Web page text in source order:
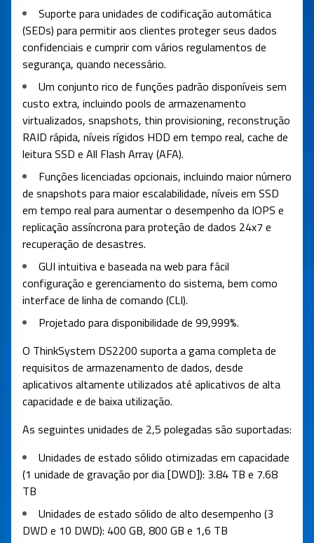
Suporte para unidades de codificação automática
(SEDs) para permitir aos clientes proteger seus dados
confidenciais e cumprir com vários regulamentos de
segurança, quando necessário.
Um conjunto rico de funções padrão disponíveis sem
custo extra, incluindo pools de armazenamento
virtualizados, snapshots, thin provisioning, reconstrução
RAID rápida, níveis rígidos HDD em tempo real, cache de
leitura SSD e All Flash Array (AFA).
Funções licenciadas opcionais, incluindo maior número
de snapshots para maior escalabilidade, níveis em SSD
em tempo real para aumentar o desempenho da IOPS e
replicação assíncrona para proteção de dados 24x7 e
recuperação de desastres.
GUI intuitiva e baseada na web para fácil
configuração e gerenciamento do sistema, bem como
interface de linha de comando (CLI).
Projetado para disponibilidade de 99,999%.
O ThinkSystem DS2200 suporta a gama completa de
requisitos de armazenamento de dados, desde
aplicativos altamente utilizados até aplicativos de alta
capacidade e de baixa utilização.
As seguintes unidades de 2,5 polegadas são suportadas:
Unidades de estado sólido otimizadas em capacidade
(1 unidade de gravação por dia [DWD]): 3.84 TB e 7.68
TB
Unidades de estado sólido de alto desempenho (3
DWD e 10 DWD): 400 GB, 800 GB e 1,6 TB